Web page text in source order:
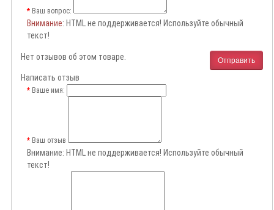
Ваш вопрос:
Внимание: HTML не поддерживается! Используйте обычный
текст!
Отправить
Нет отзывов об этом товаре.
Написать отзыв
Ваше имя:
Ваш отзыв
Внимание: HTML не поддерживается! Используйте обычный
текст!